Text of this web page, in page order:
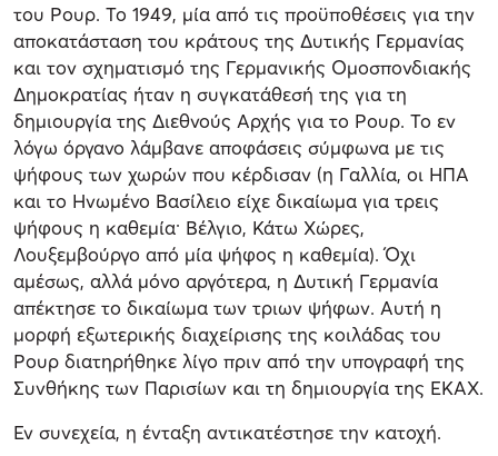
του Ρουρ. Το 1949, μία από τις προϋποθέσεις για την
αποκατάσταση του κράτους της Δυτικής Γερμανίας
και τον σχηματισμό της Γερμανικής Ομοσπονδιακής
Δημοκρατίας ήταν η συγκατάθεσή της για τη
δημιουργία της Διεθνούς Αρχής για το Ρουρ. Το εν
λόγω όργανο λάμβανε αποφάσεις σύμφωνα με τις
ψήφους των χωρών που κέρδισαν (η Γαλλία, οι ΗΠΑ
και το Ηνωμένο Βασίλειο είχε δικαίωμα για τρεις
ψήφους η καθεμία· Βέλγιο, Κάτω Χώρες,
Λουξεμβούργο από μία ψήφος η καθεμία). Όχι
αμέσως, αλλά μόνο αργότερα, η Δυτική Γερμανία
απέκτησε το δικαίωμα των τριων ψήφων. Αυτή η
μορφή εξωτερικής διαχείρισης της κοιλάδας του
Ρουρ διατηρήθηκε λίγο πριν από την υπογραφή της
Συνθήκης των Παρισίων και τη δημιουργία της ΕΚΑΧ.
Εν συνεχεία, η ένταξη αντικατέστησε την κατοχή.